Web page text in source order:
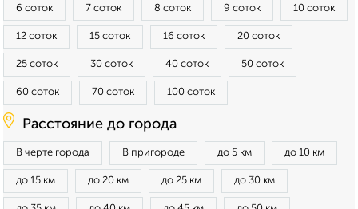
6 соток 7 соток 8 соток 9 соток 10 соток
12 соток 15 соток 16 соток 20 соток
25 соток 30 соток 40 соток 50 соток
60 соток 70 соток 100 соток
Расстояние до города
В черте города В пригороде до 5 км до 10 км
до 15 км до 20 км до 25 км до 30 км